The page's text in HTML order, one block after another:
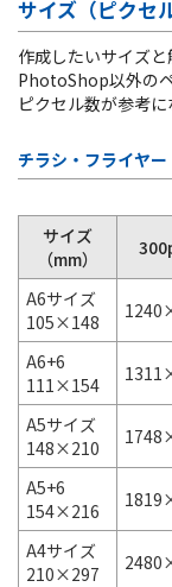
サイズ（ピクセ
作成したいサイズと
PhotoShop以外の
ピクセル数が参考に
チラシ・フライヤー
サイズ
（mm）
A6サイズ
105×148
A6+6
111×154
A5サイズ
148×210
A5+6
154×216
A4サイズ
210×297